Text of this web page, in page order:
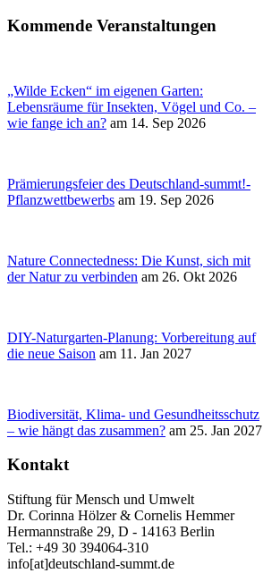
Kommende Veranstaltungen
„Wilde Ecken“ im eigenen Garten:
Lebensräume für Insekten, Vögel und Co. –
wie fange ich an? am 14. Sep 2026
Prämierungsfeier des Deutschland-summt!-
Pflanzwettbewerbs am 19. Sep 2026
Nature Connectedness: Die Kunst, sich mit
der Natur zu verbinden am 26. Okt 2026
DIY-Naturgarten-Planung: Vorbereitung auf
die neue Saison am 11. Jan 2027
Biodiversität, Klima- und Gesundheitsschutz
– wie hängt das zusammen? am 25. Jan 2027
Kontakt
Stiftung für Mensch und Umwelt
Dr. Corinna Hölzer & Cornelis Hemmer
Hermannstraße 29, D - 14163 Berlin
Tel.: +49 30 394064-310
info[at]deutschland-summt.de